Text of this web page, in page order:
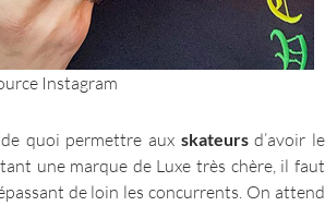
Instagram
quoi permettre aux skateursd’avoir le
une marque de Luxe très chère, il faut
de loin les concurrents. On attend